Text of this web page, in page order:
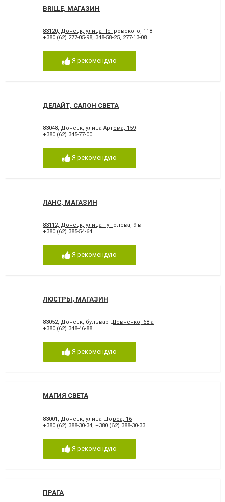
BRILLE, МАГАЗИН
83120, Донецк, улица Петровского, 118
+380 (62) 277-05-98, 348-58-25, 277-13-08
Я рекомендую
ДЕЛАЙТ, САЛОН СВЕТА
83048, Донецк, улица Артема, 159
+380 (62) 345-77-00
Я рекомендую
ЛАНС, МАГАЗИН
83112, Донецк, улица Туполева, 9-в
+380 (62) 385-54-64
Я рекомендую
ЛЮСТРЫ, МАГАЗИН
83052, Донецк, бульвар Шевченко, 68-а
+380 (62) 348-46-88
Я рекомендую
МАГИЯ СВЕТА
83001, Донецк, улица Щорса, 16
+380 (62) 388-30-34 +380 (62) 388-30-33
Я рекомендую
ПРАГА